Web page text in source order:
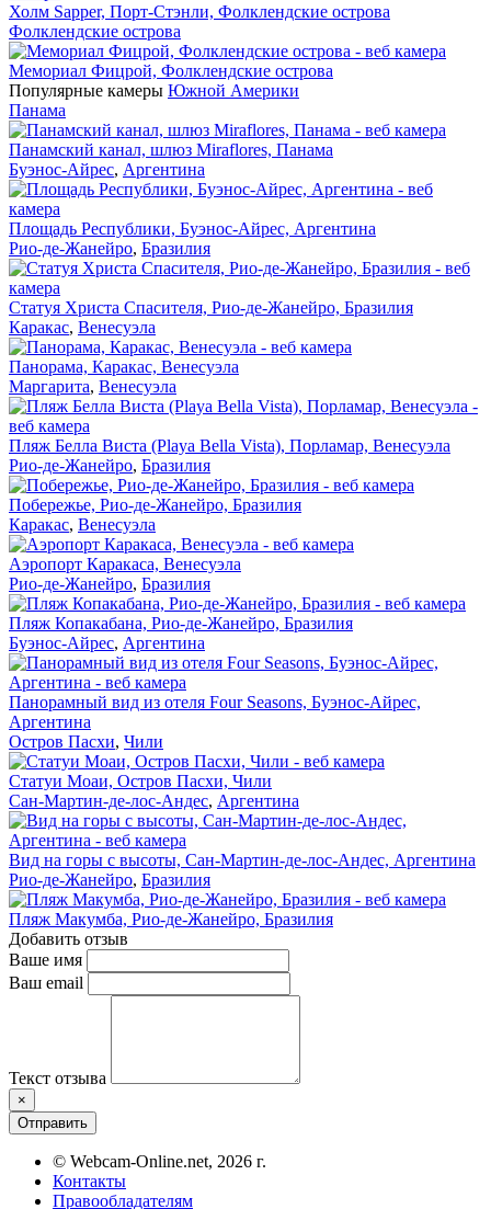
Холм Sapper, Порт-Стэнли, Фолклендские острова
Фолклендские острова
Мемориал Фицрой, Фолклендские острова
Популярные камеры Южной Америки
Панама
Панамский канал, шлюз Miraflores, Панама
Буэнос-Айрес, Аргентина
Площадь Республики, Буэнос-Айрес, Аргентина
Рио-де-Жанейро, Бразилия
Статуя Христа Спасителя, Рио-де-Жанейро, Бразилия
Каракас, Венесуэла
Панорама, Каракас, Венесуэла
Маргарита, Венесуэла
Пляж Белла Виста (Playa Bella Vista), Порламар, Венесуэла
Рио-де-Жанейро, Бразилия
Побережье, Рио-де-Жанейро, Бразилия
Каракас, Венесуэла
Аэропорт Каракаса, Венесуэла
Рио-де-Жанейро, Бразилия
Пляж Копакабана, Рио-де-Жанейро, Бразилия
Буэнос-Айрес, Аргентина
Панорамный вид из отеля Four Seasons, Буэнос-Айрес,
Аргентина
Остров Пасхи, Чили
Статуи Моаи, Остров Пасхи, Чили
Сан-Мартин-де-лос-Андес, Аргентина
Вид на горы с высоты, Сан-Мартин-де-лос-Андес, Аргентина
Рио-де-Жанейро, Бразилия
Пляж Макумба, Рио-де-Жанейро, Бразилия
Добавить отзыв
Ваше имя
Ваш email
Текст отзыва
×
Отправить
© Webcam-Online.net, 2026 г.
Контакты
Правообладателям